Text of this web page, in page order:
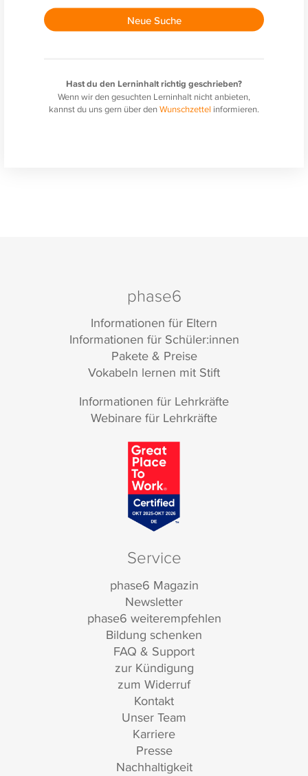
Neue Suche
Hast du den Lerninhalt richtig geschrieben?
Wenn wir den gesuchten Lerninhalt nicht anbieten,
kannst du uns gern über denWunschzettel informieren.
phase6
Informationen für Eltern
Informationen für Schüler:innen
Pakete & Preise
Vokabeln lernen mit Stift
Informationen für Lehrkräfte
Webinare für Lehrkräfte
Service
phase6 Magazin
Newsletter
phase6 weiterempfehlen
Bildung schenken
FAQ & Support
zur Kündigung
zum Widerruf
Kontakt
Unser Team
Karriere
Presse
Nachhaltigkeit